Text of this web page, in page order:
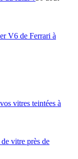
V6 de Ferrari à
vitres teintées à
vitre près de